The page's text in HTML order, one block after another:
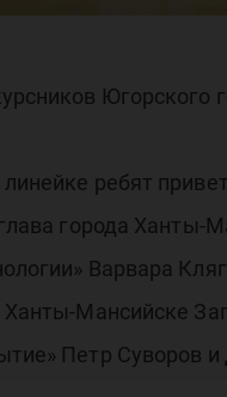
Югорского
ребят
города
Варвара
Ханты-Мансийске
Петр Суворов